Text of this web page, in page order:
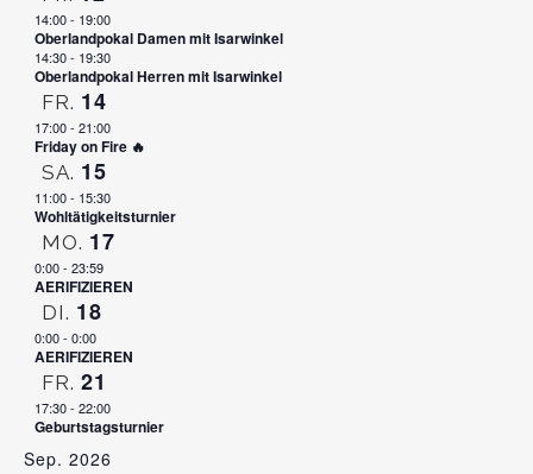
14:00- 19:00
Oberlandpokal Damen mit Isarwinkel
14:30- 19:30
Oberlandpokal Herren mit Isarwinkel
FR. 14
17:00- 21:00
Friday on Fire 🔥
SA. 15
11:00- 15:30
Wohltätigkeitsturnier
MO. 17
0:00- 23:59
AERIFIZIEREN
DI. 18
0:00- 0:00
AERIFIZIEREN
FR. 21
17:30- 22:00
Geburtstagsturnier
Sep. 2026